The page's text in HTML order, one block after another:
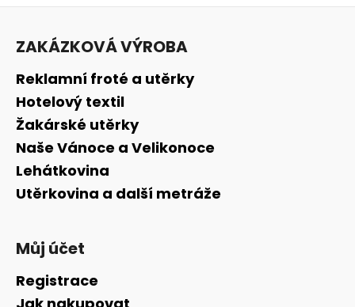
ZAKÁZKOVÁ VÝROBA
Reklamní froté a utěrky
Hotelový textil
Žakárské utěrky
Naše Vánoce a Velikonoce
Lehátkovina
Utěrkovina a další metráže
Můj účet
Registrace